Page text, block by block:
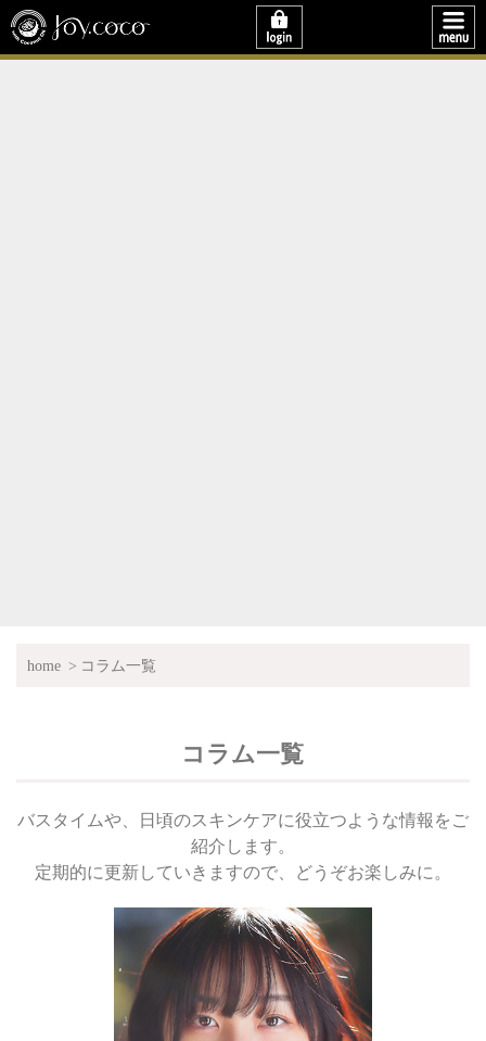
home コラム一覧
コラム一覧
バスタイムや、日頃のスキンケアに役立つような情報をご
紹介します。
定期的に更新していきますので、どうぞお楽しみに。